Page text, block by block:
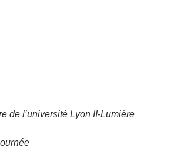
de l’université Lyon II-Lumière